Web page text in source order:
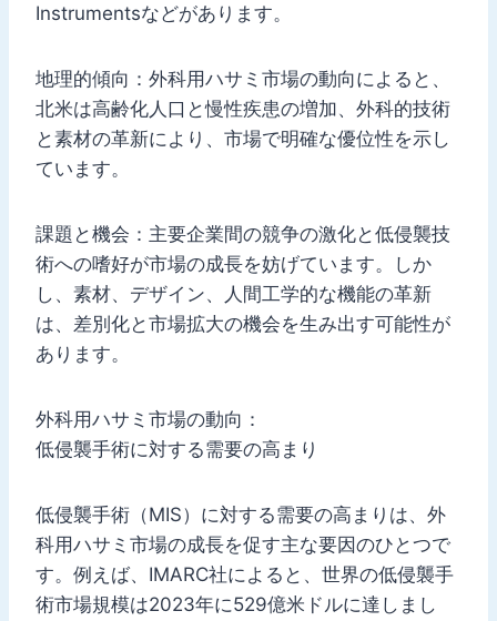
Instrumentsなどがあります。
地理的傾向：外科用ハサミ市場の動向によると、
北米は高齢化人口と慢性疾患の増加、外科的技術
と素材の革新により、市場で明確な優位性を示し
ています。
課題と機会：主要企業間の競争の激化と低侵襲技
術への嗜好が市場の成長を妨げています。しか
し、素材、デザイン、人間工学的な機能の革新
は、差別化と市場拡大の機会を生み出す可能性が
あります。
外科用ハサミ市場の動向：
低侵襲手術に対する需要の高まり
低侵襲手術（MIS）に対する需要の高まりは、外
科用ハサミ市場の成長を促す主な要因のひとつで
す。例えば、IMARC社によると、世界の低侵襲手
術市場規模は2023年に529億米ドルに達しまし